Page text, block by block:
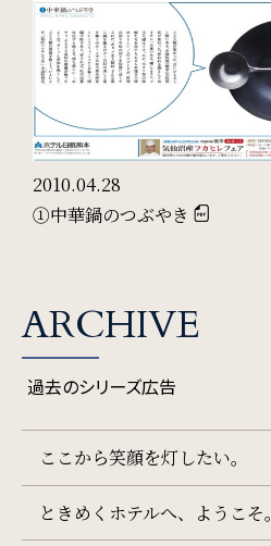
2010.04.28
①中華鍋のつぶやき
ARCHIVE
過去のシリーズ広告
ここから笑顔を灯したい。
ときめくホテルへ、ようこそ。